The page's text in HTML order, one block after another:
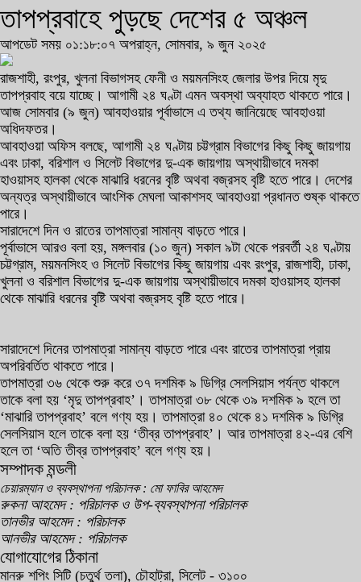
তাপপ্রবাহে পুড়ছে দেশের ৫ অঞ্চল
আপডেট সময় ০১:১৮:০৭ অপরাহ্ন, সোমবার, ৯ জুন ২০২৫
রাজশাহী, রংপুর, খুলনা বিভাগসহ ফেনী ও ময়মনসিংহ জেলার উপর দিয়ে মৃদু
তাপপ্রবাহ বয়ে যাচ্ছে। আগামী ২৪ ঘণ্টা এমন অবস্থা অব্যাহত থাকতে পারে।
আজ সোমবার (৯ জুন) আবহাওয়ার পূর্বাভাসে এ তথ্য জানিয়েছে আবহাওয়া
অধিদফতর।
আবহাওয়া অফিস বলছে, আগামী ২৪ ঘণ্টায় চট্টগ্রাম বিভাগের কিছু কিছু জায়গায়
এবং ঢাকা, বরিশাল ও সিলেট বিভাগের দু-এক জায়গায় অস্থায়ীভাবে দমকা
হাওয়াসহ হালকা থেকে মাঝারি ধরনের বৃষ্টি অথবা বজ্রসহ বৃষ্টি হতে পারে। দেশের
অন্যত্র অস্থায়ীভাবে আংশিক মেঘলা আকাশসহ আবহাওয়া প্রধানত শুষ্ক থাকতে
পারে।
সারাদেশে দিন ও রাতের তাপমাত্রা সামান্য বাড়তে পারে।
পূর্বাভাসে আরও বলা হয়, মঙ্গলবার (১০ জুন) সকাল ৯টা থেকে পরবর্তী ২৪ ঘণ্টায়
চট্টগ্রাম, ময়মনসিংহ ও সিলেট বিভাগের কিছু জায়গায় এবং রংপুর, রাজশাহী, ঢাকা,
খুলনা ও বরিশাল বিভাগের দু-এক জায়গায় অস্থায়ীভাবে দমকা হাওয়াসহ হালকা
থেকে মাঝারি ধরনের বৃষ্টি অথবা বজ্রসহ বৃষ্টি হতে পারে।
সারাদেশে দিনের তাপমাত্রা সামান্য বাড়তে পারে এবং রাতের তাপমাত্রা প্রায়
অপরিবর্তিত থাকতে পারে।
তাপমাত্রা ৩৬ থেকে শুরু করে ৩৭ দশমিক ৯ ডিগ্রি সেলসিয়াস পর্যন্ত থাকলে
তাকে বলা হয় ‘মৃদু তাপপ্রবাহ’। তাপমাত্রা ৩৮ থেকে ৩৯ দশমিক ৯ হলে তা
‘মাঝারি তাপপ্রবাহ’ বলে গণ্য হয়। তাপমাত্রা ৪০ থেকে ৪১ দশমিক ৯ ডিগ্রি
সেলসিয়াস হলে তাকে বলা হয় ‘তীব্র তাপপ্রবাহ’। আর তাপমাত্রা ৪২-এর বেশি
হলে তা ‘অতি তীব্র তাপপ্রবাহ’ বলে গণ্য হয়।
সম্পাদক মন্ডলী
চেয়ারম্যান ও ব্যবস্থাপনা পরিচালক : মো ফাবির আহমেদ
রুকনা আহমেদ : পরিচালক ও উপ-ব্যবস্থাপনা পরিচালক
তানভীর আহমেদ : পরিচালক
আনভীর আহমেদ : পরিচালক
যোগাযোগের ঠিকানা
মানরু শপিং সিটি (চতুর্থ তলা), চৌহাট্রা, সিলেট - ৩১০০